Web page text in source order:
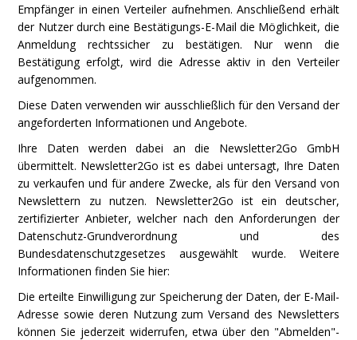
Empfänger in einen Verteiler aufnehmen. Anschließend erhält
der Nutzer durch eine Bestätigungs-E-Mail die Möglichkeit, die
Anmeldung rechtssicher zu bestätigen. Nur wenn die
Bestätigung erfolgt, wird die Adresse aktiv in den Verteiler
aufgenommen.
Diese Daten verwenden wir ausschließlich für den Versand der
angeforderten Informationen und Angebote.
Ihre Daten werden dabei an die Newsletter2Go GmbH
übermittelt. Newsletter2Go ist es dabei untersagt, Ihre Daten
zu verkaufen und für andere Zwecke, als für den Versand von
Newslettern zu nutzen. Newsletter2Go ist ein deutscher,
zertifizierter Anbieter, welcher nach den Anforderungen der
Datenschutz-Grundverordnung und des
Bundesdatenschutzgesetzes ausgewählt wurde. Weitere
Informationen finden Sie hier:
Die erteilte Einwilligung zur Speicherung der Daten, der E-Mail-
Adresse sowie deren Nutzung zum Versand des Newsletters
können Sie jederzeit widerrufen, etwa über den "Abmelden"-